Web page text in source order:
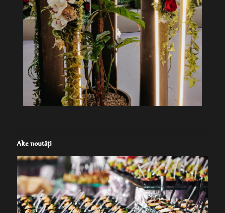
Alte noutăţi